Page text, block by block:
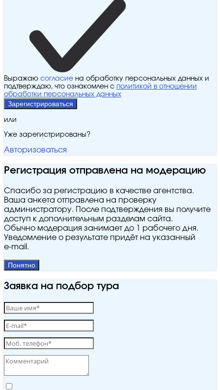
Выражаю согласие на обработку персональных данных и
подтверждаю, что ознакомлен с политикой в отношении
обработки персональных данных
Зарегистрироваться
или
Уже зарегистрированы?
Авторизоваться
Регистрация отправлена на модерацию
Спасибо за регистрацию в качестве агентства.
Ваша анкета отправлена на проверку
администратору. После подтверждения вы получите
доступ к дополнительным разделам сайта.
Обычно модерация занимает до 1 рабочего дня.
Уведомление о результате придёт на указанный
e‑mail.
Понятно
Заявка на подбор тура